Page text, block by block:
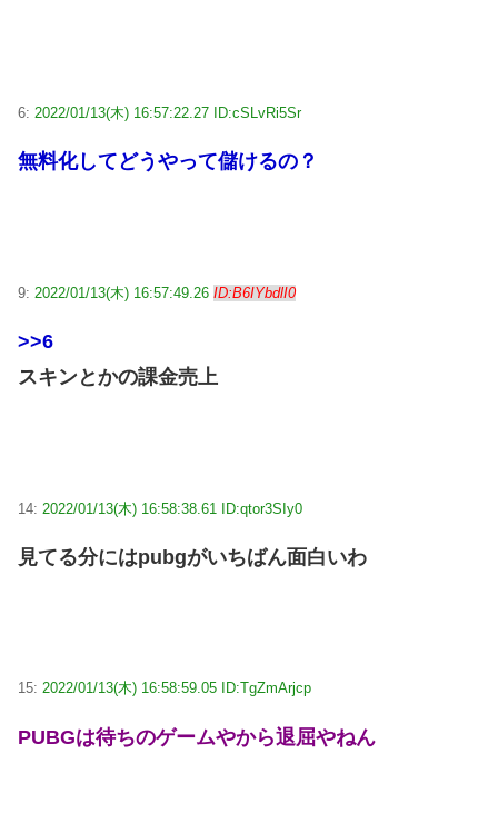
6: 2022/01/13(木) 16:57:22.27 ID:cSLvRi5Sr
無料化してどうやって儲けるの？
9: 2022/01/13(木) 16:57:49.26 ID:B6IYbdlI0
>>6
スキンとかの課金売上
14: 2022/01/13(木) 16:58:38.61 ID:qtor3SIy0
見てる分にはpubgがいちばん面白いわ
15: 2022/01/13(木) 16:58:59.05 ID:TgZmArjcp
PUBGは待ちのゲームやから退屈やねん